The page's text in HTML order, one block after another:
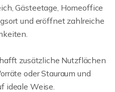
Gästeetage, Homeoffice
und eröffnet zahlreiche
zusätzliche Nutzflächen
oder Stauraum und
ideale Weise.